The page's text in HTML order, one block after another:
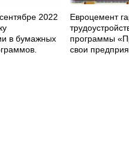
2022
в бумажных
Евроцемент
программы
свои